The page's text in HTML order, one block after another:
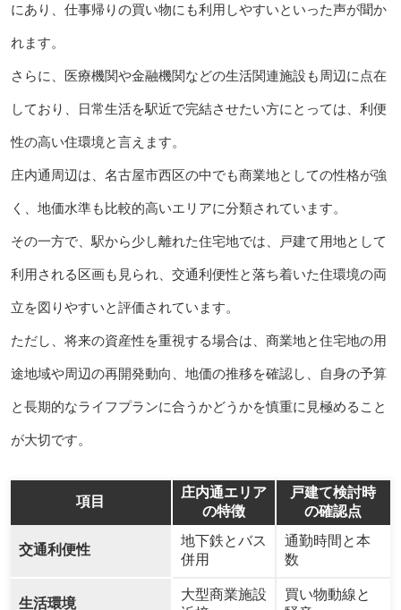
にあり、仕事帰りの買い物にも利用しやすいといった声が聞か
れます。
さらに、医療機関や金融機関などの生活関連施設も周辺に点在
しており、日常生活を駅近で完結させたい方にとっては、利便
性の高い住環境と言えます。
庄内通周辺は、名古屋市西区の中でも商業地としての性格が強
く、地価水準も比較的高いエリアに分類されています。
その一方で、駅から少し離れた住宅地では、戸建て用地として
利用される区画も見られ、交通利便性と落ち着いた住環境の両
立を図りやすいと評価されています。
ただし、将来の資産性を重視する場合は、商業地と住宅地の用
途地域や周辺の再開発動向、地価の推移を確認し、自身の予算
と長期的なライフプランに合うかどうかを慎重に見極めること
が大切です。
項目
庄内通エリア
の特徴
戸建て検討時
の確認点
交通利便性
地下鉄とバス
併用
通勤時間と本
数
生活環境
大型商業施設
買い物動線と